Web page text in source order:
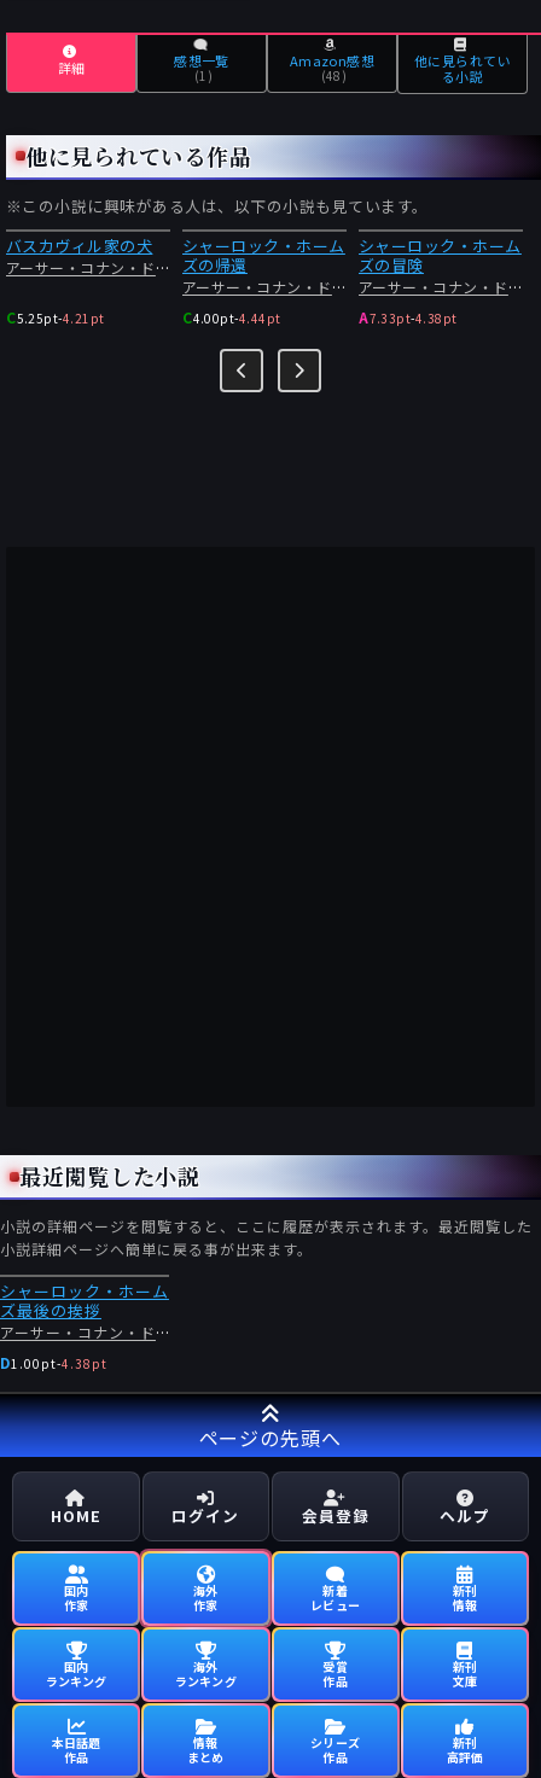
詳細 感想一覧
(1)
Amazon感想
(48)
他に見られてい
る小説
他に見られている作品
※この小説に興味がある人は、以下の小説も見ています。
バスカヴィル家の犬
アーサー・コナン・ドイル
C5.25pt-4.21pt
シャーロック・ホーム
ズの帰還
アーサー・コナン・ドイル
C4.00pt-4.44pt
シャーロック・ホーム
ズの冒険
アーサー・コナン・ドイル
A7.33pt-4.38pt
最近閲覧した小説
小説の詳細ページを閲覧すると、ここに履歴が表示されます。最近閲覧した
小説詳細ページへ簡単に戻る事が出来ます。
シャーロック・ホーム
ズ最後の挨拶
アーサー・コナン・ドイル
D1.00pt-4.38pt
ページの先頭へ
HOME ログイン 会員登録 ヘルプ
国内
作家
海外
作家
新着
レビュー
新刊
情報
国内
ランキング
海外
ランキング
受賞
作品
新刊
文庫
本日話題
作品
情報
まとめ
シリーズ
作品
新刊
高評価